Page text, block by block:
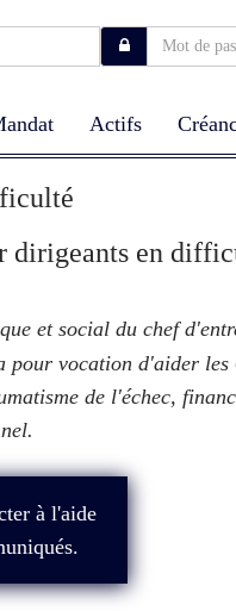
Actifs
dirigeants en
et social du chef
pour vocation d'aider les
de l'échec,
à l'aide